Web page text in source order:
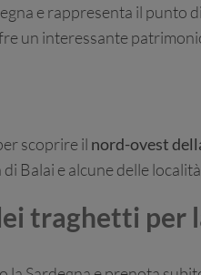
e rappresenta il punto
un interessante
scoprire il nord-ovest
di Balai e alcune delle
traghetti per